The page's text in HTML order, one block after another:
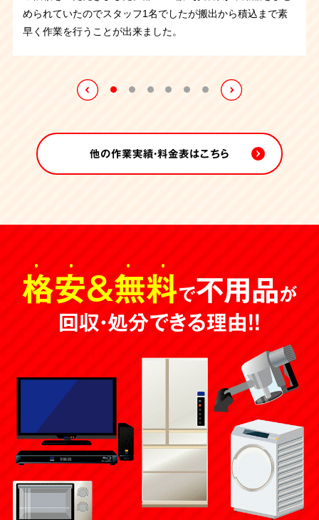
められていたのでスタッフ1名でしたが搬出から積込まで素
早く作業を行うことが出来ました。
家具や家電などを新しく購入したので古い物を回収してほし
いということでご依頼をいただきました。テレビ・洗濯機・
した。ご依頼者様がDIYで作られた自作の棚などが搬出幅を
超えており、心苦しいですが解体してから搬出しないといけ
退去に伴ってお部屋を丸ごと片付けをしてほしいということ
でお伺いしました。お引越しはすでに済まされていたので残
っている不用品を残らず回収させていただきました。タンス
付つけないよう慎重に搬出を行い、7時間ほどで作業を終え
を承りました。
ベッドの上が物置状態となっていて、物が多いお部屋でし
室内の不用品を丁寧に分別し、回収させていただきました。
施設の入所のため大型家具などの不用品回収依頼をいただき
ました。きれいに整理された1Kのお部屋でしたのでスムーズ
他の作業実績・料金表はこちら
格安＆無料で不用品が
回収・処分できる理由！！